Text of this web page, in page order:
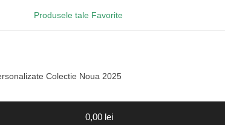
Produsele tale Favorite
Colectie Noua 2025
0,00 lei